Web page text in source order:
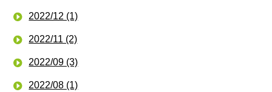
2022/12 (1)
2022/11 (2)
2022/09 (3)
2022/08 (1)